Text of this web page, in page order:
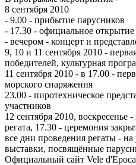
8 сентября 2010
- 9.00 - прибытие парусников
- 17.30 - официальное открытие
- вечером - концерт и
9, 10 и 11 сентября 2010 -
победителей, культурная
11 сентября 2010 - в 17.00 -
морского снаряжения
23.00 - пиротехническое
участников
12 сентября 2010, воскресенье
регата, 17.30 - церемония
все дни проведения регаты -
выставки, посвящённые
Официальный сайт Vele